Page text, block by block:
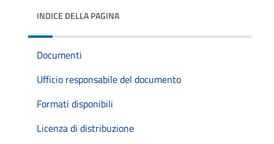
INDICE DELLA PAGINA
Documenti
Ufficio responsabile del documento
Formati disponibili
Licenza di distribuzione